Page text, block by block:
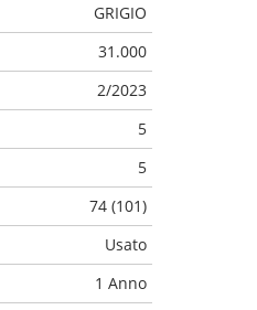
GRIGIO
31.000
2/2023
5
5
74 (101)
Usato
1 Anno